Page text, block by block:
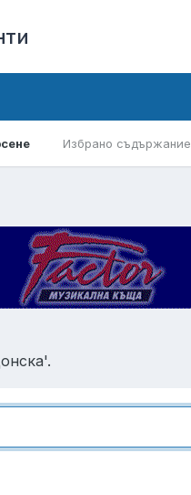
Избрано съдържание